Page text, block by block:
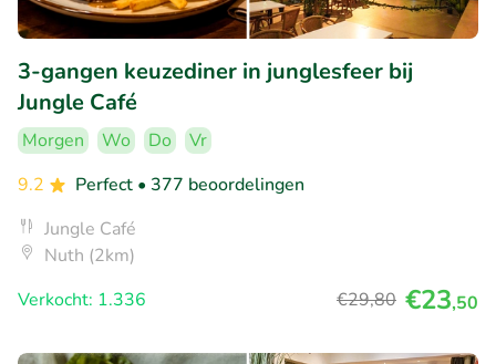
3-gangen keuzediner in junglesfeer bij
Jungle Café
Morgen Wo Do
Vr
9.2
Perfect • 377 beoordelingen
Jungle Café
Nuth (2km)
Verkocht: 1.336
€29,80 €23,50